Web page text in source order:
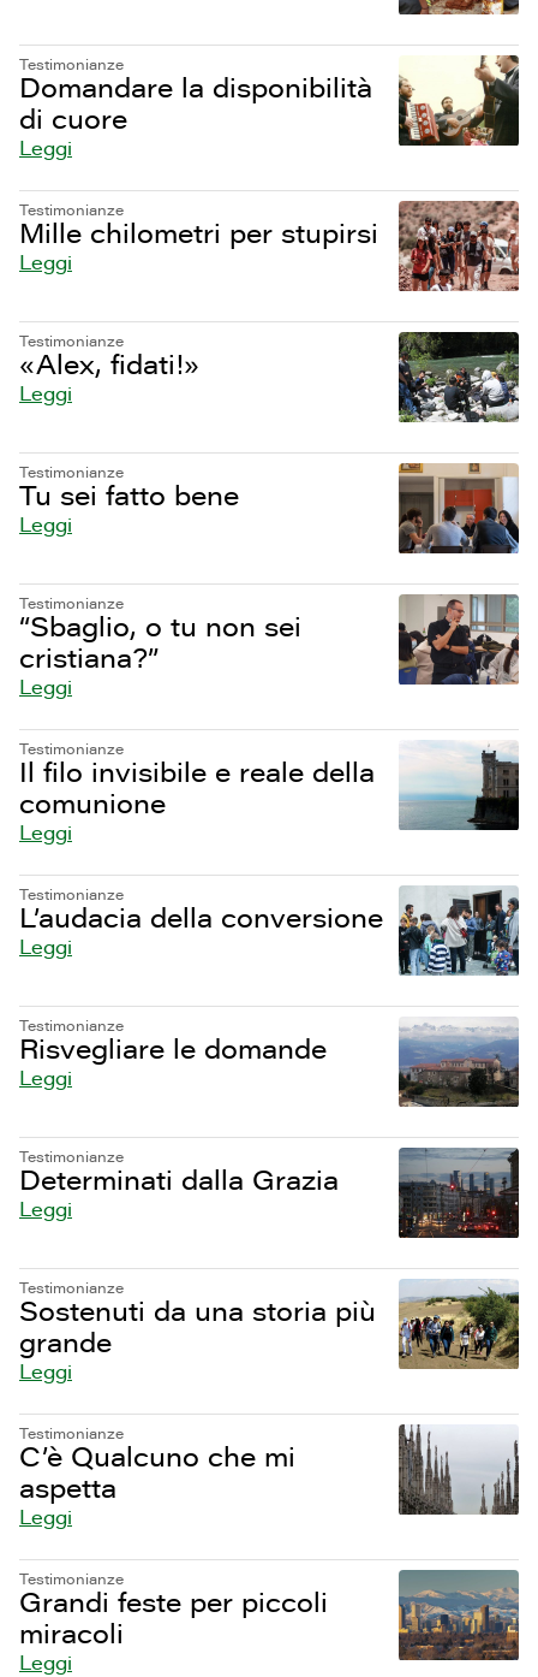
Testimonianze
Domandare la disponibilità
di cuore
Leggi
Testimonianze
Mille chilometri per stupirsi
Leggi
Testimonianze
«Alex, fidati!»
Leggi
Testimonianze
Tu sei fatto bene
Leggi
Testimonianze
“Sbaglio, o tu non sei
cristiana?”
Leggi
Testimonianze
Il filo invisibile e reale della
comunione
Leggi
Testimonianze
L’audacia della conversione
Leggi
Testimonianze
Risvegliare le domande
Leggi
Testimonianze
Determinati dalla Grazia
Leggi
Testimonianze
Sostenuti da una storia più
grande
Leggi
Testimonianze
C’è Qualcuno che mi
aspetta
Leggi
Testimonianze
Grandi feste per piccoli
miracoli
Leggi